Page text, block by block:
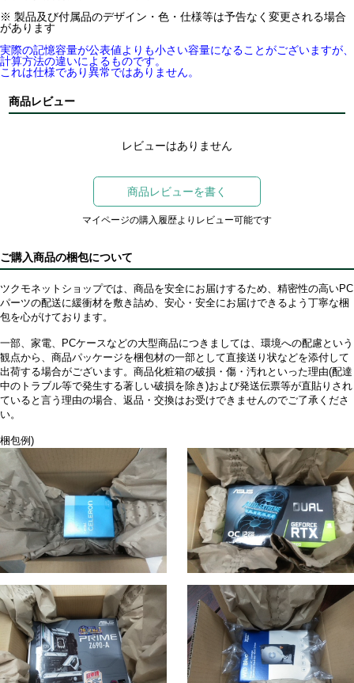
※ 製品及び付属品のデザイン・色・仕様等は予告なく変更される場合
があります
実際の記憶容量が公表値よりも小さい容量になることがございますが、
計算方法の違いによるものです。
これは仕様であり異常ではありません。
商品レビュー
レビューはありません
商品レビューを書く
マイページの購入履歴よりレビュー可能です
ご購入商品の梱包について
ツクモネットショップでは、商品を安全にお届けするため、精密性の高いPC
パーツの配送に緩衝材を敷き詰め、安心・安全にお届けできるよう丁寧な梱
包を心がけております。
一部、家電、PCケースなどの大型商品につきましては、環境への配慮という
観点から、商品パッケージを梱包材の一部として直接送り状などを添付して
出荷する場合がございます。商品化粧箱の破損・傷・汚れといった理由(配達
中のトラブル等で発生する著しい破損を除き)および発送伝票等が直貼りされ
ていると言う理由の場合、返品・交換はお受けできませんのでご了承くださ
い。
梱包例)